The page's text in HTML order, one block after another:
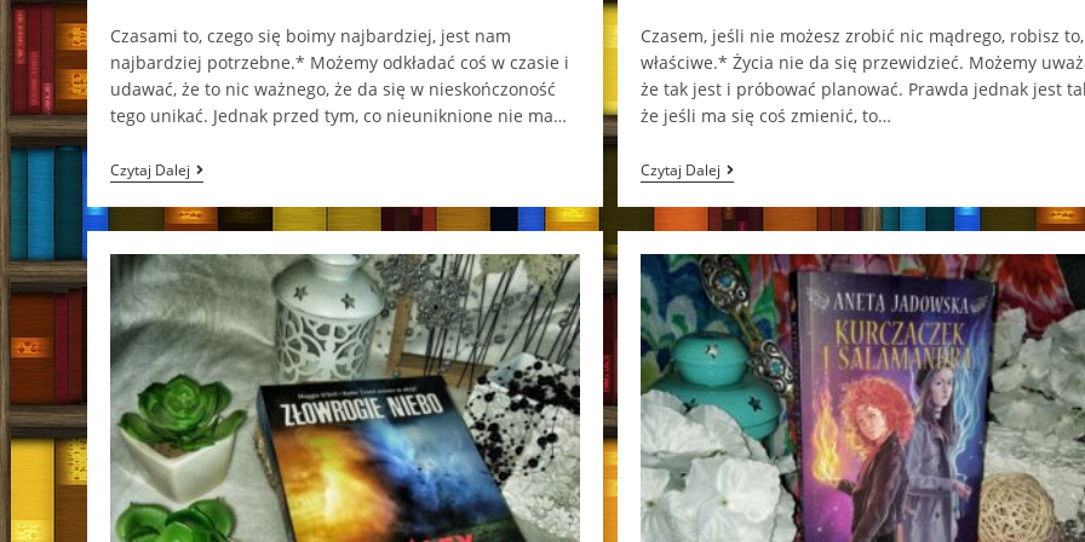
Czasami to, czego się boimy najbardziej, jest nam
najbardziej potrzebne.* Możemy odkładać coś w czasie i
udawać, że to nic ważnego, że da się w nieskończoność
tego unikać. Jednak przed tym, co nieuniknione nie ma…
Czytaj DalejSzamańskie
Tango
Aneta
Jadowska
Czasem, jeśli nie możesz zrobić nic mądrego, robisz
właściwe.* Życia nie da się przewidzieć. Możemy
że tak jest i próbować planować. Prawda jednak jest
że jeśli ma się coś zmienić, to…
Czytaj Dalej Szamański
Blues
Aneta
Jadowska